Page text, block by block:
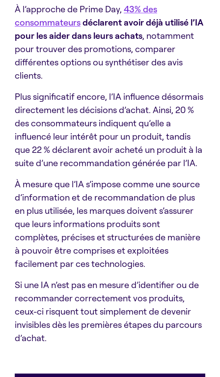
À l’approche de Prime Day, 43% des
consommateursdéclarent avoir déjà utilisé l’IA
pour les aider dans leurs achats, notamment
pour trouver des promotions, comparer
différentes options ou synthétiser des avis
clients.
Plus significatif encore, l’IA influence désormais
directement les décisions d’achat. Ainsi, 20 %
des consommateurs indiquent qu’elle a
influencé leur intérêt pour un produit, tandis
que 22 % déclarent avoir acheté un produit à la
suite d’une recommandation générée par l’IA.
À mesure que l’IA s’impose comme une source
d’information et de recommandation de plus
en plus utilisée, les marques doivent s’assurer
que leurs informations produits sont
complètes, précises et structurées de manière
à pouvoir être comprises et exploitées
facilement par ces technologies.
Si une IA n’est pas en mesure d’identifier ou de
recommander correctement vos produits,
ceux-ci risquent tout simplement de devenir
invisibles dès les premières étapes du parcours
d’achat.